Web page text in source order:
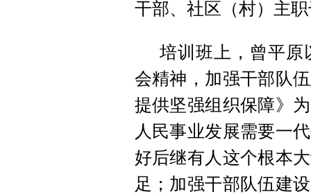
干部、社区（村）主
培训班上，曾平原
会精神，加强干部队
提供坚强组织保障》
人民事业发展需要一
好后继有人这个根本
足；加强干部队伍建